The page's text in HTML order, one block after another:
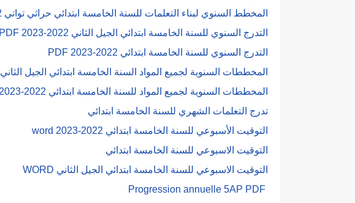
المخطط السنوي لبناء التعلمات للسنة الخامسة ابتدائي حراثي تواتي 2022-2023 PDF
التدرج السنوي للسنة الخامسة ابتدائي الجيل الثاني 2022-2023 PDF
التدرج السنوي للسنة الخامسة ابتدائي 2022-2023 PDF
المخططات السنوية لجميع المواد السنة الخامسة ابتدائي الجيل الثاني 2022
المخططات السنوية لجميع المواد للسنة الخامسة ابتدائي 2022-2023 PDF
تدرج التعلمات الشهري للسنة الخامسة ابتدائي
التوقيت الأسبوعي للسنة الخامسة ابتدائي 2022-2023 word
التوقيت الاسبوعي للسنة الخامسة ابتدائي
التوقيت الاسبوعي للسنة الخامسة ابتدائي الجيل الثاني WORD